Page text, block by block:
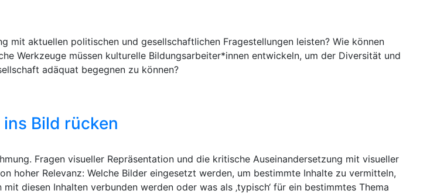
mit aktuellen politischen und gesellschaftlichen Fragestellungen leisten? Wie können
Werkzeuge müssen kulturelle Bildungsarbeiter*innen entwickeln, um der Diversität und
adäquat begegnen zu können?
Bild rücken
Fragen visueller Repräsentation und die kritische Auseinandersetzung mit visueller
hoher Relevanz: Welche Bilder eingesetzt werden, um bestimmte Inhalte zu vermitteln,
diesen Inhalten verbunden werden oder was als ‚typisch‘ für ein bestimmtes Thema